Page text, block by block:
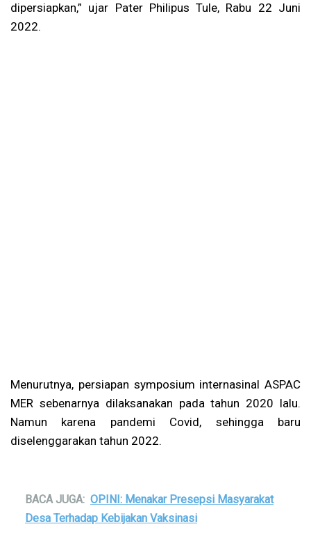
dipersiapkan,” ujar Pater Philipus Tule, Rabu 22 Juni
2022.
Menurutnya, persiapan symposium internasinal ASPAC
MER sebenarnya dilaksanakan pada tahun 2020 lalu.
Namun karena pandemi Covid, sehingga baru
diselenggarakan tahun 2022.
BACA JUGA: OPINI: Menakar Presepsi Masyarakat
Desa Terhadap Kebijakan Vaksinasi